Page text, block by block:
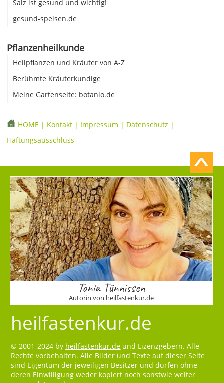
Salz ist gesund und wichtig!
gesund-speisen.de
Pflanzenheilkunde
Heilpflanzen und Kräuter von A-Z
Berühmte Kräuterkundige
Meine Gartenseite: botanio.de
HOME | Kontakt | Impressum | Datenschutz |
Haftungsausschluss
Tonia Tünnissen
Autorin von heilfastenkur.de
heilfastenkur.de
© 2001-2024 by heilfastenkur.de und Lizenzgebern. Alle
Rechte vorbehalten. Alle Bilder und Texte auf dieser Seite
sind Eigentum der jeweiligen Besitzer und dürfen ohne
deren Einwilligung weder kopiert noch sonstwie weiter